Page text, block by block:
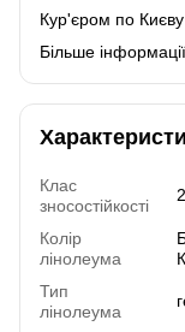
Кур'єром по
Більше
Клас
зносостійкості
Колір
лінолеума
Тип
лінолеума